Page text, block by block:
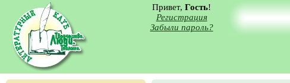
Привет, Гость!
Регистрация
Забыли пароль?